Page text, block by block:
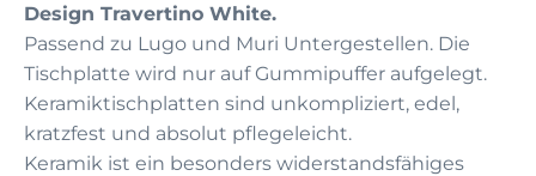
Design Travertino White.
Passend zu Lugo und Muri Untergestellen. Die
Tischplatte wird nur auf Gummipuffer aufgelegt.
Keramiktischplatten sind unkompliziert, edel,
kratzfest und absolut pflegeleicht.
Keramik ist ein besonders widerstandsfähiges